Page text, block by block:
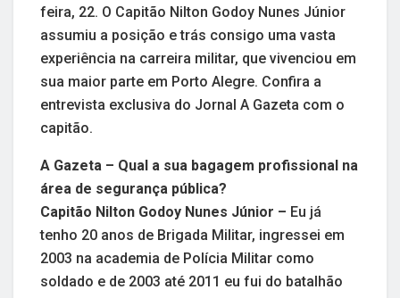
feira, 22. O Capitão Nilton Godoy Nunes Júnior
assumiu a posição e trás consigo uma vasta
experiência na carreira militar, que vivenciou em
sua maior parte em Porto Alegre. Confira a
entrevista exclusiva do Jornal A Gazeta com o
capitão.
A Gazeta – Qual a sua bagagem profissional na
área de segurança pública?
Capitão Nilton Godoy Nunes Júnior – Eu já
tenho 20 anos de Brigada Militar, ingressei em
2003 na academia de Polícia Militar como
soldado e de 2003 até 2011 eu fui do batalhão